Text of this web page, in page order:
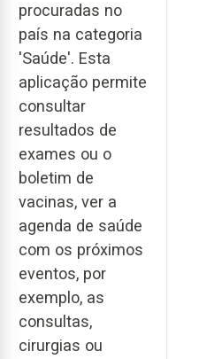
procuradas no
país na categoria
'Saúde'. Esta
aplicação permite
consultar
resultados de
exames ou o
boletim de
vacinas, ver a
agenda de saúde
com os próximos
eventos, por
exemplo, as
consultas,
cirurgias ou